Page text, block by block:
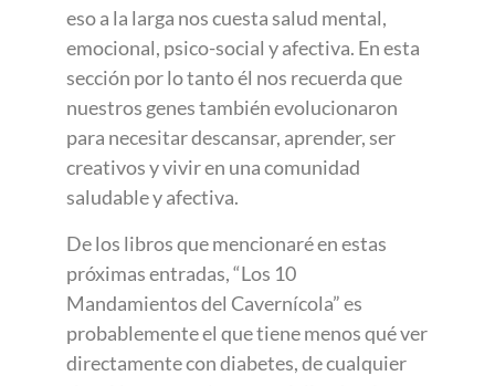
eso a la larga nos cuesta salud mental,
emocional, psico-social y afectiva. En esta
sección por lo tanto él nos recuerda que
nuestros genes también evolucionaron
para necesitar descansar, aprender, ser
creativos y vivir en una comunidad
saludable y afectiva.
De los libros que mencionaré en estas
próximas entradas, “Los 10
Mandamientos del Cavernícola” es
probablemente el que tiene menos qué ver
directamente con diabetes, de cualquier